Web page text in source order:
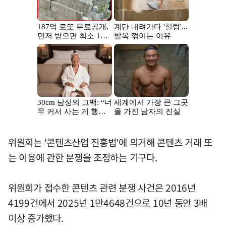
위원회는 '콘텐츠산업 진흥법'에 의거해 콘텐츠 거래 또
는 이용에 관한 분쟁을 조정하는 기구다.
위원회가 접수한 콘텐츠 관련 분쟁 사건은 2016년
4199건에서 2025년 1만4648건으로 10년 동안 3배
이상 증가했다.